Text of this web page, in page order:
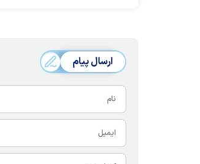
ارسال پیام